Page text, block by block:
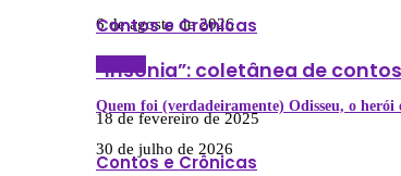
6 de agosto de 2026
Quem foi (verdadeiramente) Odisseu, o herói
30 de julho de 2026
Contos e Crônicas
“Insônia”: coletânea de
18 de fevereiro de 2025
Contos e Crônicas